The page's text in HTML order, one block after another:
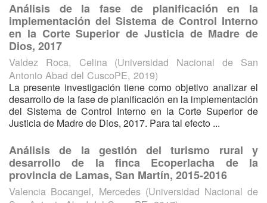
Análisis de la fase de planificación en la
implementación del Sistema de Control Interno
en la Corte Superior de Justicia de Madre de
Dios, 2017
Valdez Roca, Celina (Universidad Nacional de San
Antonio Abad del CuscoPE, 2019)
La presente investigación tiene como objetivo analizar el
desarrollo de la fase de planificación en la implementación
del Sistema de Control Interno en la Corte Superior de
Justicia de Madre de Dios, 2017. Para tal efecto ...
Análisis de la gestión del turismo rural y
desarrollo de la finca Ecoperlacha de la
provincia de Lamas, San Martín, 2015-2016
Valencia Bocangel, Mercedes (Universidad Nacional de